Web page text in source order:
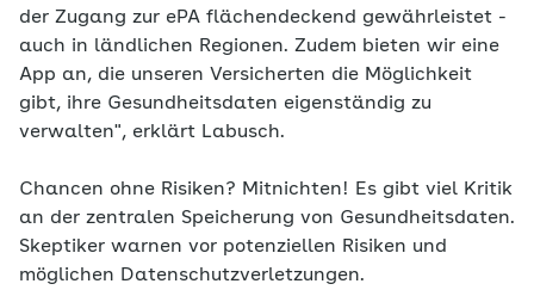
der Zugang zur ePA flächendeckend gewährleistet -
auch in ländlichen Regionen. Zudem bieten wir eine
App an, die unseren Versicherten die Möglichkeit
gibt, ihre Gesundheitsdaten eigenständig zu
verwalten", erklärt Labusch.
Chancen ohne Risiken? Mitnichten! Es gibt viel Kritik
an der zentralen Speicherung von Gesundheitsdaten.
Skeptiker warnen vor potenziellen Risiken und
möglichen Datenschutzverletzungen.